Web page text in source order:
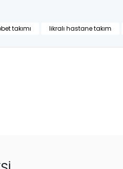
takımı likralı hastane takım